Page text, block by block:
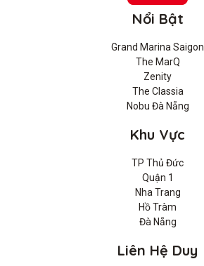
Nổi Bật
Grand Marina Saigon
The MarQ
Zenity
The Classia
Nobu Đà Nẵng
Khu Vực
TP Thủ Đức
Quận 1
Nha Trang
Hồ Tràm
Đà Nẵng
Liên Hệ Duy